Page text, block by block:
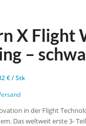
X Flight
–
€/Stk
in der Flight
Das weltweit erste 3-